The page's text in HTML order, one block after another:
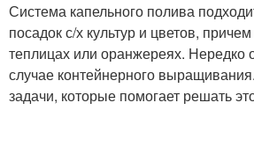
Система капельного полива
посадок с/х культур и цветов,
теплицах или оранжереях. Нередко
случае контейнерного
задачи, которые помогает решать